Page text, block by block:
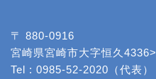
〒 880-0916
宮崎県宮崎市大字恒久4336>
Tel : 0985-52-2020（代表）